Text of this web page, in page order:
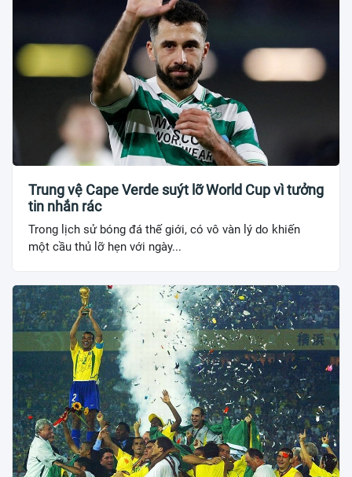
Trung vệ Cape Verde suýt lỡ World Cup vì tưởng
tin nhắn rác
Trong lịch sử bóng đá thế giới, có vô vàn lý do khiến
một cầu thủ lỡ hẹn với ngày...